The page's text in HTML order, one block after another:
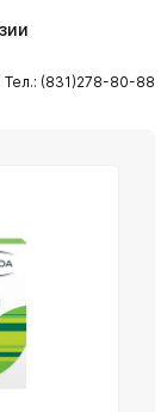
Тел.: (831)278-80-88